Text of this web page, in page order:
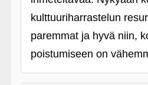
kulttuuriharrastelun
paremmat ja hyvä niin,
poistumiseen on